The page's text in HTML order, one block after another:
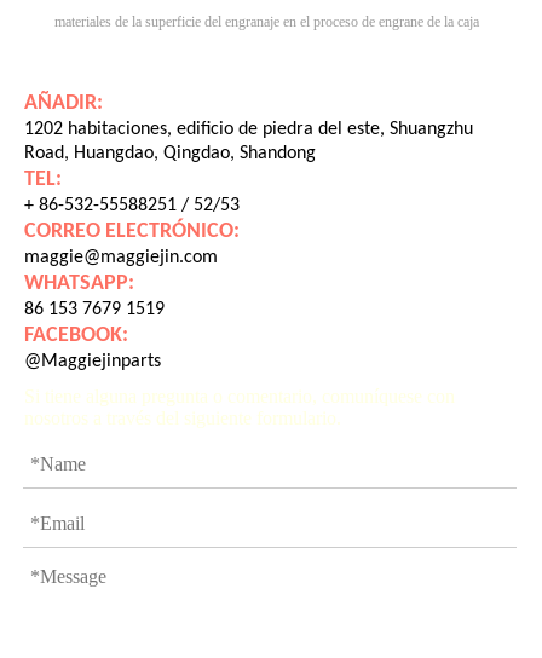
materiales de la superficie del engranaje en el proceso de engrane de la caja
AÑADIR:
1202 habitaciones, edificio de piedra del este, Shuangzhu
Road, Huangdao, Qingdao, Shandong
TEL:
+ 86-532-55588251 / 52/53
CORREO ELECTRÓNICO:
maggie@maggiejin.com
WHATSAPP:
86 153 7679 1519
FACEBOOK:
@Maggiejinparts
Si tiene alguna pregunta o comentario, comuníquese con
nosotros a través del siguiente formulario.